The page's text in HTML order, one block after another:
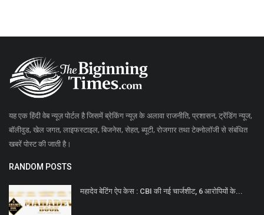
यह एक हिंदी वेब न्यूज़ पोर्टल है जिसमें ब्रेकिंग न्यूज़ के अलावा राजनीति, प्रशासन, ट्रेंडिंग न्यूज,
बॉलीवुड, खेल जगत, लाइफस्टाइल, बिजनेस, सेहत, ब्यूटी, रोजगार तथा टेक्नोलॉजी से संबंधित
खबरें पोस्ट की जाती है।
RANDOM POSTS
महादेव बेटिंग ऐप केस : CBI की नई चार्जशीट, 6 आरोपियों के...